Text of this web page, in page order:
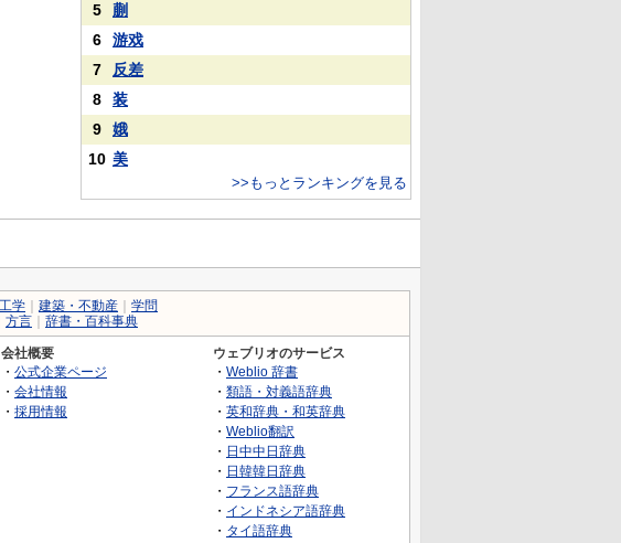
5
蒯
6
游戏
7
反差
8
装
9
娥
10 美
>>もっとランキングを見る
工学 建築・不動産
学問
方言 辞書・百科事典
会社概要
・ 公式企業ページ
・ 会社情報
・ 採用情報
ウェブリオのサービス
・ Weblio 辞書
・ 類語・対義語辞典
・ 英和辞典・和英辞典
・ Weblio翻訳
・ 日中中日辞典
・ 日韓韓日辞典
・ フランス語辞典
・ インドネシア語辞典
・ タイ語辞典